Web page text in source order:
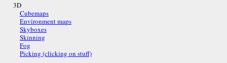
3D
Cubemaps
Environment maps
Skyboxes
Skinning
Fog
Picking (clicking on stuff)